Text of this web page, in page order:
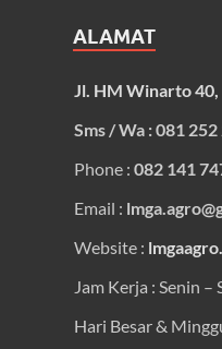
ALAMAT
Jl. HM Winarto
Sms / Wa : 081
Phone : 082 141
Email :
Website :
Jam Kerja : Senin
Hari Besar &